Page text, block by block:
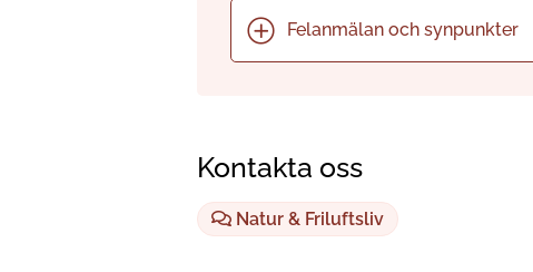
Felanmälan och synpunkter
Kontakta oss
Natur & Friluftsliv